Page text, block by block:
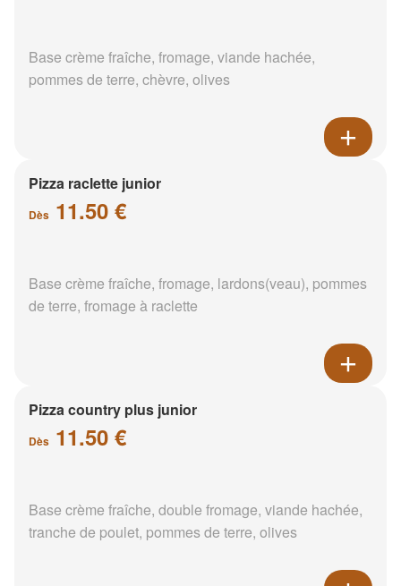
Base crème fraîche, fromage, viande hachée,
pommes de terre, chèvre, olives
Pizza raclette junior
Dès 11.50 €
Base crème fraîche, fromage, lardons(veau), pommes
de terre, fromage à raclette
Pizza country plus junior
Dès 11.50 €
Base crème fraîche, double fromage, viande hachée,
tranche de poulet, pommes de terre, olives